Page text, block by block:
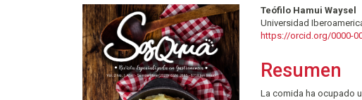
Barra
lateral
del
artículo
Contenido
principal
artículo
Teófilo Hamui Waysel
Universidad
https://orcid.org/0000-
Resumen
La comida ha ocupado